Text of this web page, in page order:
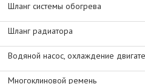
Шланг системы обогрева
Шланг радиатора
Водяной насос, охлаждение
Многоклиновой ремень